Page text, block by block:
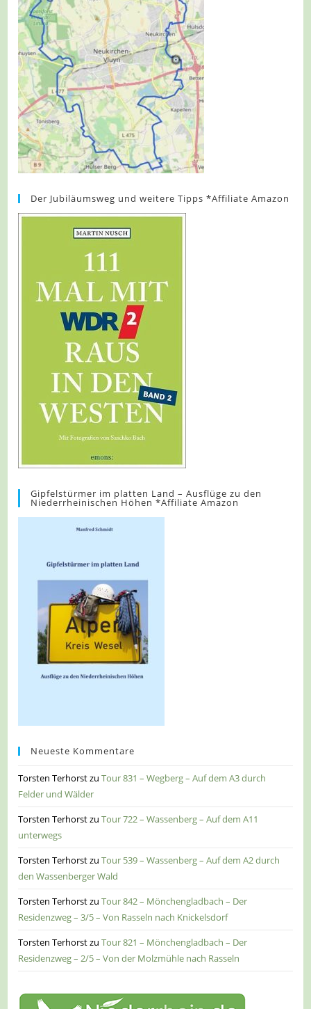
Der Jubiläumsweg und weitere Tipps *Affiliate Amazon
Gipfelstürmer im platten Land – Ausflüge zu den
Niederrheinischen Höhen *Affiliate Amazon
Neueste Kommentare
Torsten TerhorstzuTour 831 – Wegberg – Auf dem A3 durch
Felder und Wälder
Torsten TerhorstzuTour 722 – Wassenberg – Auf dem A11
unterwegs
Torsten TerhorstzuTour 539 – Wassenberg – Auf dem A2 durch
den Wassenberger Wald
Torsten TerhorstzuTour 842 – Mönchengladbach – Der
Residenzweg – 3/5 – Von Rasseln nach Knickelsdorf
Torsten TerhorstzuTour 821 – Mönchengladbach – Der
Residenzweg – 2/5 – Von der Molzmühle nach Rasseln